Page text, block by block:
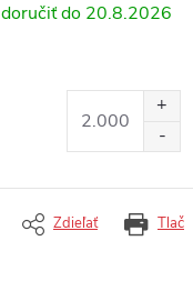
20.8.2026
Tlač
Zdieľať